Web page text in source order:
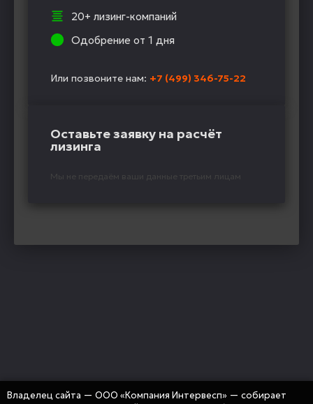
20+ лизинг-компаний
Одобрение от 1 дня
Или позвоните нам: +7 (499) 346-75-22
Оставьте заявку на расчёт
лизинга
Мы не передаём ваши данные третьим лицам
Владелец сайта — ООО «Компания Интервесп» — собирает